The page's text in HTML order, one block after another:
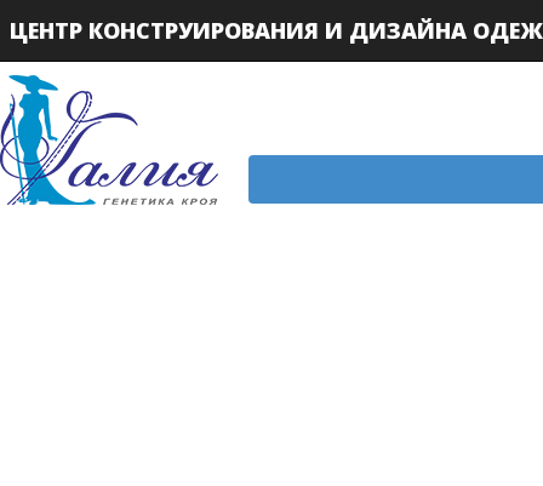
ЦЕНТР КОНСТРУИРОВАНИЯ И ДИЗАЙНА